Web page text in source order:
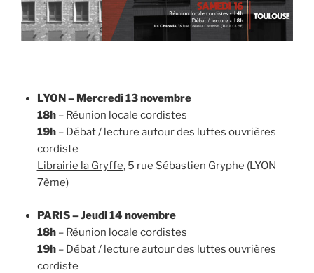
LYON – Mercredi 13 novembre
18h– Réunion locale cordistes
19h– Débat / lecture autour des luttes ouvrières
cordiste
Librairie la Gryffe, 5 rue Sébastien Gryphe (LYON
7ème)
PARIS – Jeudi 14 novembre
18h– Réunion locale cordistes
19h– Débat / lecture autour des luttes ouvrières
cordiste